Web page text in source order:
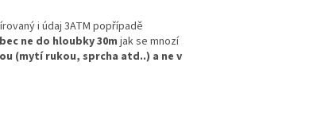
i údaj 3ATM popřípadě
ne do hloubky 30m jak se mnozí
(mytí rukou, sprcha atd..) a ne v